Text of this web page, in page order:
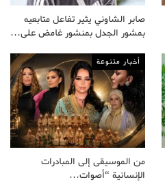
صابر الشاوني يثير تفاعل متابعيه
بمشور الجدل بمنشور غامض على…
أخبار متنوعة
من الموسيقى إلى المبادرات
الإنسانية “أصوات…